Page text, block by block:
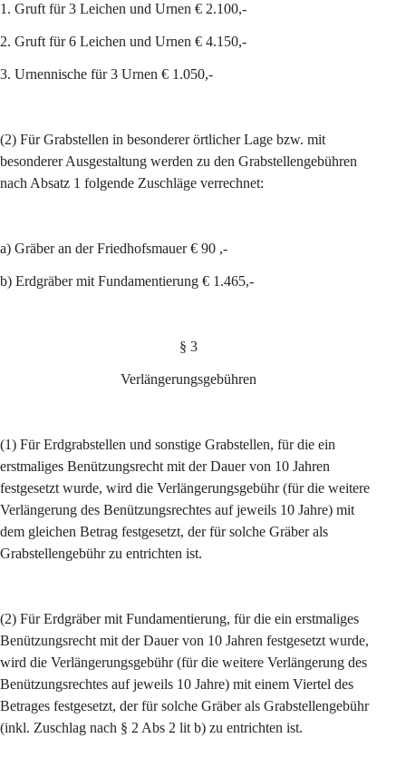
1. Gruft für 3 Leichen und Urnen € 2.100,-
2. Gruft für 6 Leichen und Urnen € 4.150,-
3. Urnennische für 3 Urnen € 1.050,-
(2) Für Grabstellen in besonderer örtlicher Lage bzw. mit
besonderer Ausgestaltung werden zu den Grabstellengebühren
nach Absatz 1 folgende Zuschläge verrechnet:
a) Gräber an der Friedhofsmauer € 90 ,-
b) Erdgräber mit Fundamentierung € 1.465,-
§ 3
Verlängerungsgebühren
(1) Für Erdgrabstellen und sonstige Grabstellen, für die ein
erstmaliges Benützungsrecht mit der Dauer von 10 Jahren
festgesetzt wurde, wird die Verlängerungsgebühr (für die weitere
Verlängerung des Benützungsrechtes auf jeweils 10 Jahre) mit
dem gleichen Betrag festgesetzt, der für solche Gräber als
Grabstellengebühr zu entrichten ist.
(2) Für Erdgräber mit Fundamentierung, für die ein erstmaliges
Benützungsrecht mit der Dauer von 10 Jahren festgesetzt wurde,
wird die Verlängerungsgebühr (für die weitere Verlängerung des
Benützungsrechtes auf jeweils 10 Jahre) mit einem Viertel des
Betrages festgesetzt, der für solche Gräber als Grabstellengebühr
(inkl. Zuschlag nach § 2 Abs 2 lit b) zu entrichten ist.